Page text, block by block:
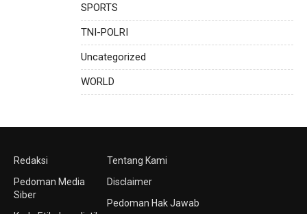
SPORTS
TNI-POLRI
Uncategorized
WORLD
Redaksi
Pedoman Media
Siber
Tentang Kami
Disclaimer
Pedoman Hak Jawab